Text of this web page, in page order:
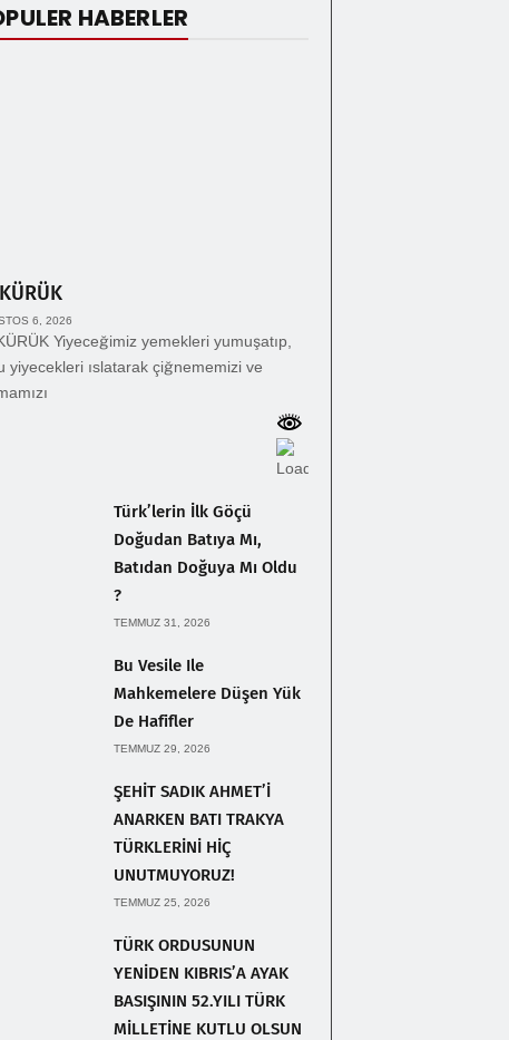
HABERLER
6, 2026
Yiyeceğimiz yemekleri yumuşatıp,
yiyecekleri ıslatarak çiğnememizi ve
Türk’lerin İlk Göçü
Doğudan Batıya Mı,
Batıdan Doğuya Mı Oldu
?
TEMMUZ 31, 2026
Bu Vesile Ile
Mahkemelere Düşen Yük
De Hafifler
TEMMUZ 29, 2026
ŞEHİT SADIK AHMET’İ
ANARKEN BATI TRAKYA
TÜRKLERİNİ HİÇ
UNUTMUYORUZ!
TEMMUZ 25, 2026
TÜRK ORDUSUNUN
YENİDEN KIBRIS’A AYAK
BASIŞININ 52.YILI TÜRK
MİLLETİNE KUTLU OLSUN